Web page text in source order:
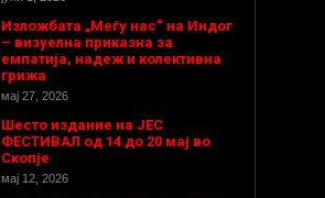
Изложбата „Меѓу нас“ на Индог
– визуелна приказна за
емпатија, надеж и колективна
грижа
мај 27, 2026
Шесто издание на ЈЕС
ФЕСТИВАЛ од 14 до 20 мај во
Скопје
мај 12, 2026